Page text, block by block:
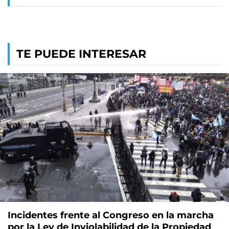
TE PUEDE INTERESAR
Incidentes frente al Congreso en la marcha